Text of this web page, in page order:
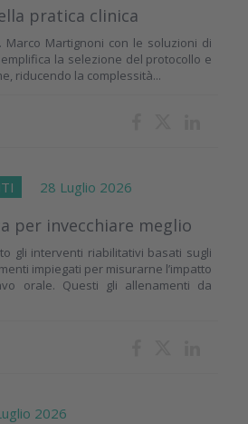
pratica clinica
Marco Martignoni con le soluzioni di
la selezione del protocollo e
riducendo la complessità...
28 Luglio 2026
per invecchiare meglio
gli interventi riabilitativi basati sugli
impiegati per misurarne l’impatto
orale. Questi gli allenamenti da
2026